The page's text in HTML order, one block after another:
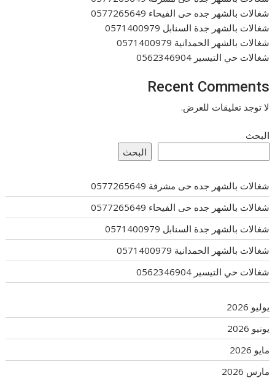
شغالات بالشهر جده حى الفيحاء 0577265649
شغالات بالشهر جدة السنابل 0571400979
شغالات بالشهر الحمدانية 0571400979
شغالات حي التيسير 0562346904
Recent Comments
لا توجد تعليقات للعرض.
البحث
البحث
شغالات بالشهر جده حى مشرفة 0577265649
شغالات بالشهر جده حى الفيحاء 0577265649
شغالات بالشهر جدة السنابل 0571400979
شغالات بالشهر الحمدانية 0571400979
شغالات حي التيسير 0562346904
يوليو 2026
يونيو 2026
مايو 2026
مارس 2026